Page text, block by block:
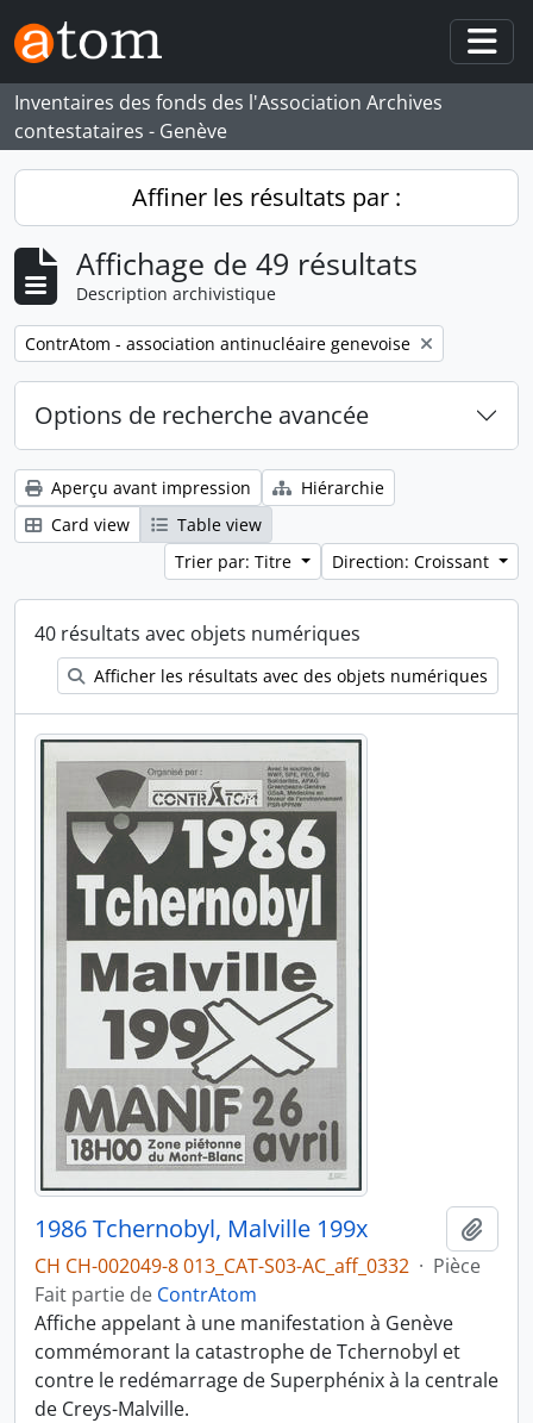
Skip to main content
Inventaires des fonds des l'Association Archives
contestataires - Genève
Affiner les résultats par :
Affichage de 49 résultats
Description archivistique
Remove filter:
ContrAtom - association antinucléaire genevoise
Options de recherche avancée
Aperçu avant impression
Hiérarchie
Card view
Table view
Trier par: Titre
Direction: Croissant
40 résultats avec objets numériques
Afficher les résultats avec des objets numériques
1986 Tchernobyl, Malville 199x
CH CH-002049-8 013_CAT-S03-AC_aff_0332 · Pièce
Fait partie de ContrAtom
Affiche appelant à une manifestation à Genève
commémorant la catastrophe de Tchernobyl et
contre le redémarrage de Superphénix à la centrale
de Creys-Malville.